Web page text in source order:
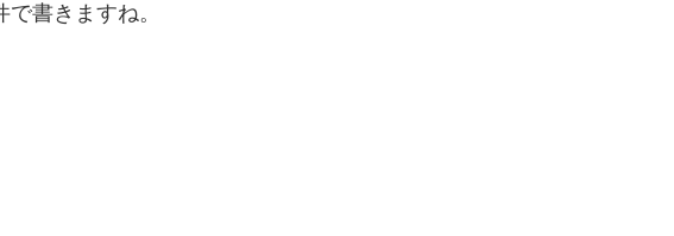
書きますね。